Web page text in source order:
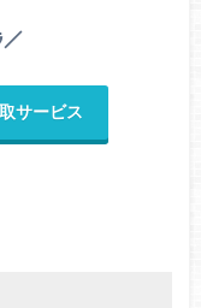
／
サービス